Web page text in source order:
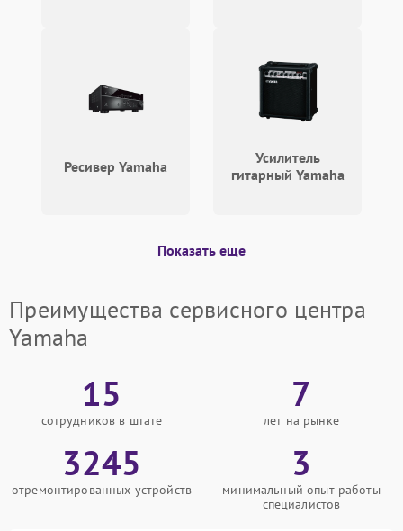
Ресивер Yamaha
Усилитель
гитарный Yamaha
Показать еще
Преимущества сервисного центра
Yamaha
15
сотрудников в штате
7
лет на рынке
3245
отремонтированных устройств
3
минимальный опыт работы
специалистов